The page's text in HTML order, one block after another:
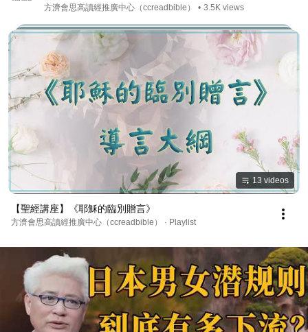
方濟會思高讀經推廣中心（ccreadbible） • 3.5K views
13 videos
【聖經講座】《耶穌的臨別贈言》
方濟會思高讀經推廣中心（ccreadbible） · Playlist